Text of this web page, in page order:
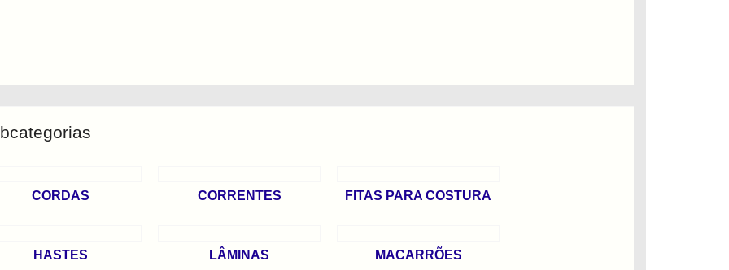
CORDAS CORRENTES FITAS PARA COSTURA
HASTES LÂMINAS MACARRÕES